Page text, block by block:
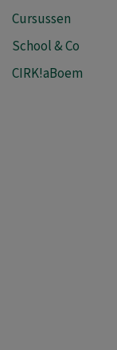
Cursussen
School & Co
CIRK!aBoem